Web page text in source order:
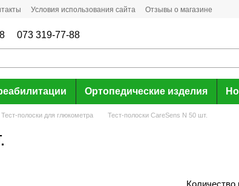
Условия использования сайта Отзывы о магазине
073 319-77-88
Ортопедические изделия
Тест-полоски для глюкометра Тест-полоски CareSens N 50 шт.
Количество